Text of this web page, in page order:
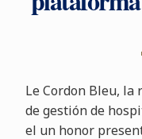
Le Cordon Bleu,
de gestión de
el un honor